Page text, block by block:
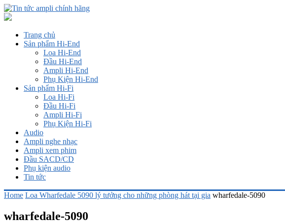
Trang chủ
Sản phẩm Hi-End
Loa Hi-End
Đầu Hi-End
Ampli Hi-End
Phụ Kiện Hi-End
Sản phẩm Hi-Fi
Loa Hi-Fi
Đầu Hi-Fi
Ampli Hi-Fi
Phụ Kiện Hi-Fi
Audio
Ampli nghe nhạc
Ampli xem phim
Đầu SACD/CD
Phụ kiện audio
Tin tức
Home Loa Wharfedale 5090 lý tưởng cho những phòng hát tại gia wharfedale-5090
wharfedale-5090